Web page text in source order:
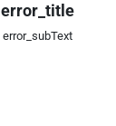
error_title
error_subText